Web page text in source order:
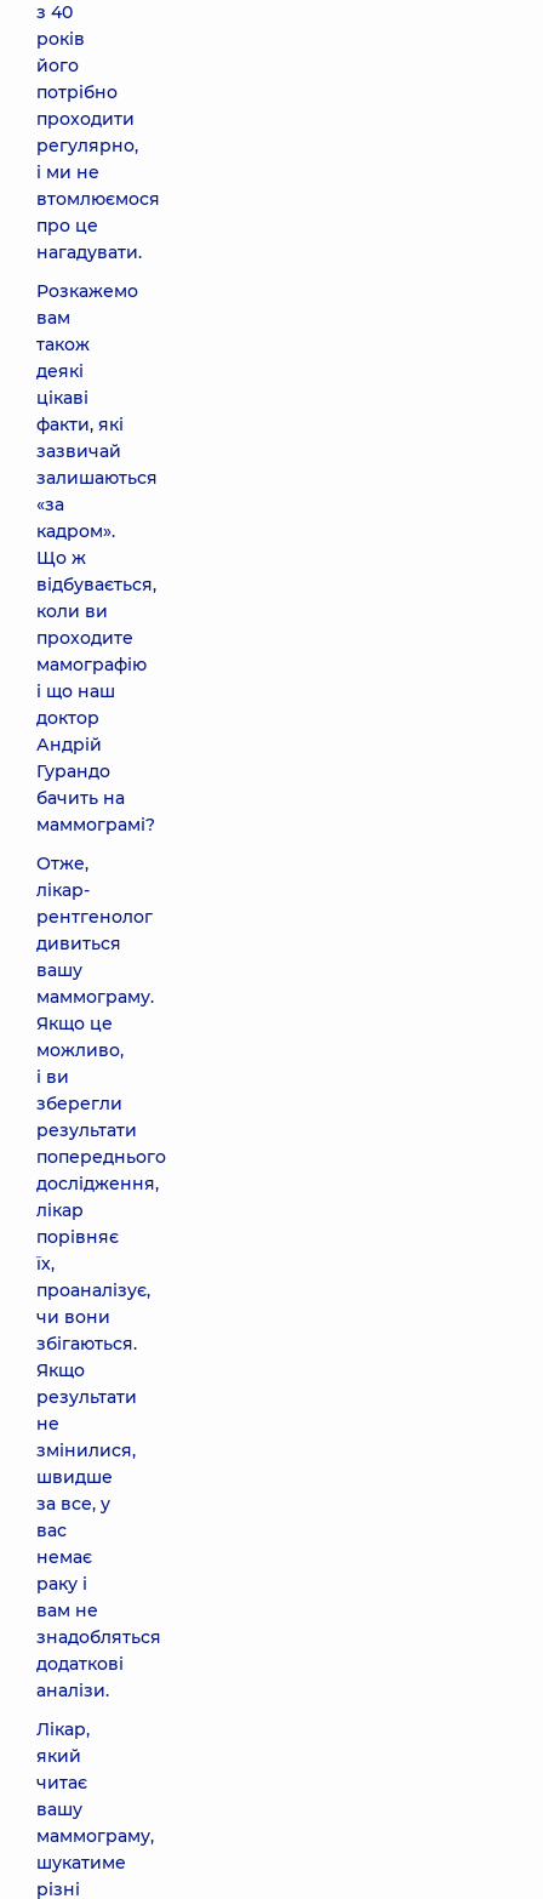
з 40
років
його
потрібно
проходити
регулярно,
і ми не
втомлюємося
про це
нагадувати.
Розкажемо
вам
також
деякі
цікаві
факти, які
зазвичай
залишаються
«за
кадром».
Що ж
відбувається,
коли ви
проходите
мамографію
і що наш
доктор
Андрій
Гурандо
бачить на
маммограмі?
Отже,
лікар-
рентгенолог
дивиться
вашу
маммограму.
Якщо це
можливо,
і ви
зберегли
результати
попереднього
дослідження,
лікар
порівняє
їх,
проаналізує,
чи вони
збігаються.
Якщо
результати
не
змінилися,
швидше
за все, у
вас
немає
раку і
вам не
знадобляться
додаткові
аналізи.
Лікар,
який
читає
вашу
маммограму,
шукатиме
різні